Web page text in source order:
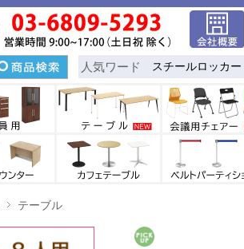
人気ワード スチールロッカー
テーブル